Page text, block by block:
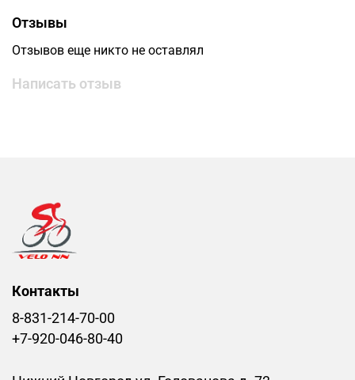
Отзывы
Отзывов еще никто не оставлял
Написать отзыв
Контакты
8-831-214-70-00
+7-920-046-80-40